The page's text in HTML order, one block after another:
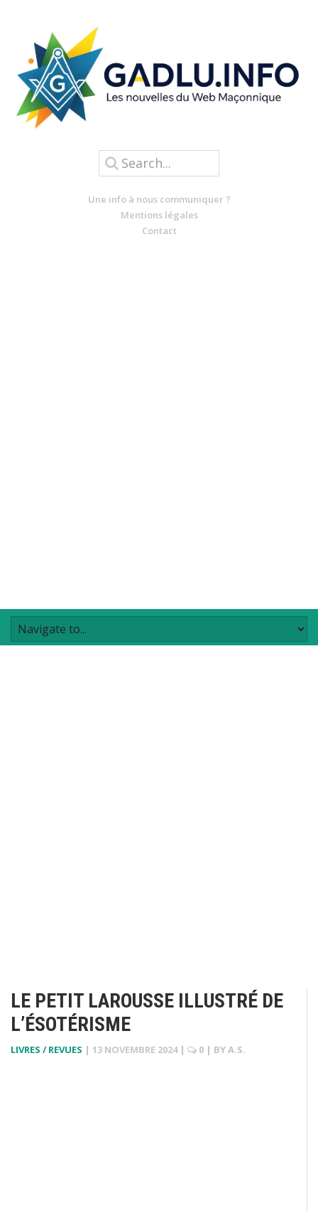
Une info à nous communiquer ?
Mentions légales
Contact
LE PETIT LAROUSSE ILLUSTRÉ DE
L’ÉSOTÉRISME
LIVRES / REVUES | 13 NOVEMBRE 2024 | 0 | BYA.S.